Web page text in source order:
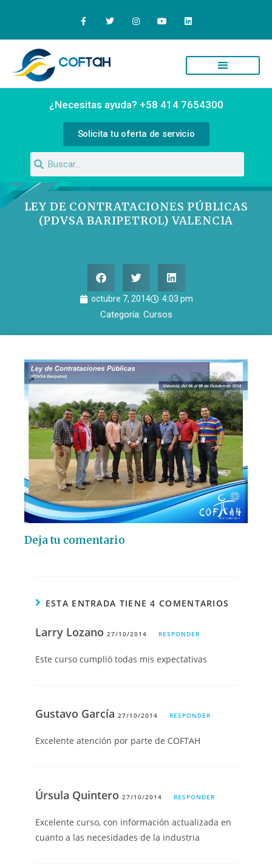
¿Necesitas ayuda? +58 414 7654300
Solicita tu oferta de servicio
LEY DE CONTRATACIONES PÚBLICAS
(PDVSA BARIPETROL) VALENCIA
octubre 7, 2014 4:03 pm
Categoría: Cursos
Deja tu comentario
ESTA ENTRADA TIENE 4 COMENTARIOS
Larry Lozano27/10/2014 RESPONDER
Este curso cumplió todas mis expectativas
Gustavo García27/10/2014 RESPONDER
Excelente atención por parte de COFTAH
Úrsula Quintero27/10/2014 RESPONDER
Excelente curso, con información actualizada en
cuanto a las necesidades de la industria